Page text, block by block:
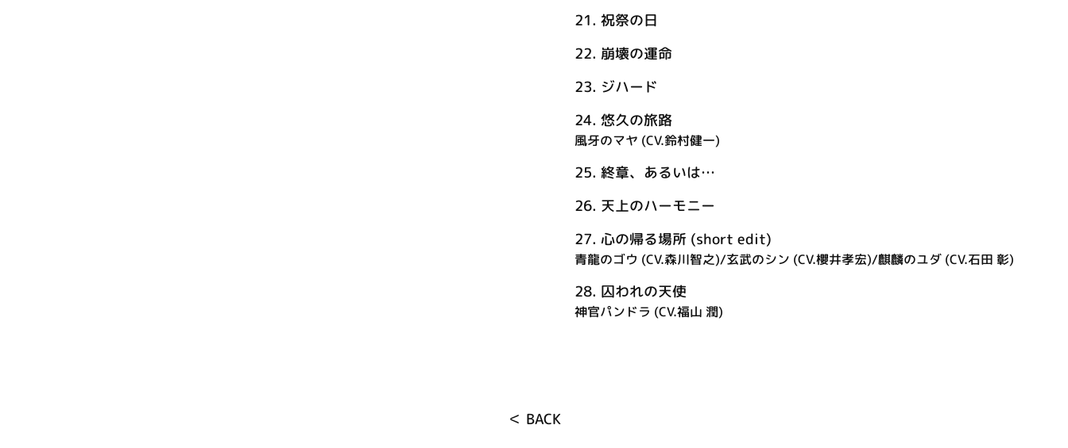
21. 祝祭の日
22. 崩壊の運命
23. ジハード
24. 悠久の旅路
風牙のマヤ (CV.鈴村健一)
25. 終章、あるいは…
26. 天上のハーモニー
27. 心の帰る場所 (short edit)
青龍のゴウ (CV.森川智之)/玄武のシン (CV.櫻井孝宏)/麒麟のユダ (CV.石田 彰)
28. 囚われの天使
神官パンドラ (CV.福山 潤)
＜ BACK